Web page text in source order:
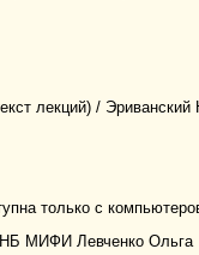
лекций) /
только с
МИФИ Левченко Ольга